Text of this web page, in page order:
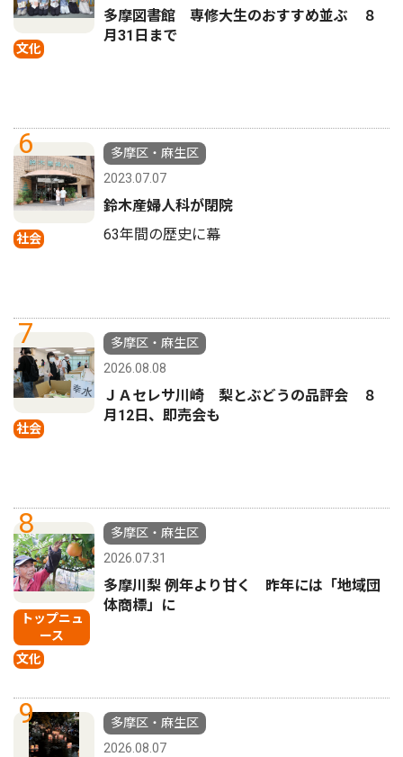
文化
多摩図書館 専修大生のおすすめ並ぶ ８
月31日まで
6
社会
多摩区・麻生区
2023.07.07
鈴木産婦人科が閉院
63年間の歴史に幕
7
社会
多摩区・麻生区
2026.08.08
ＪＡセレサ川崎 梨とぶどうの品評会 ８
月12日、即売会も
8
トップニュ
ース
文化
多摩区・麻生区
2026.07.31
多摩川梨 例年より甘く 昨年には「地域団
体商標」に
9
多摩区・麻生区
2026.08.07